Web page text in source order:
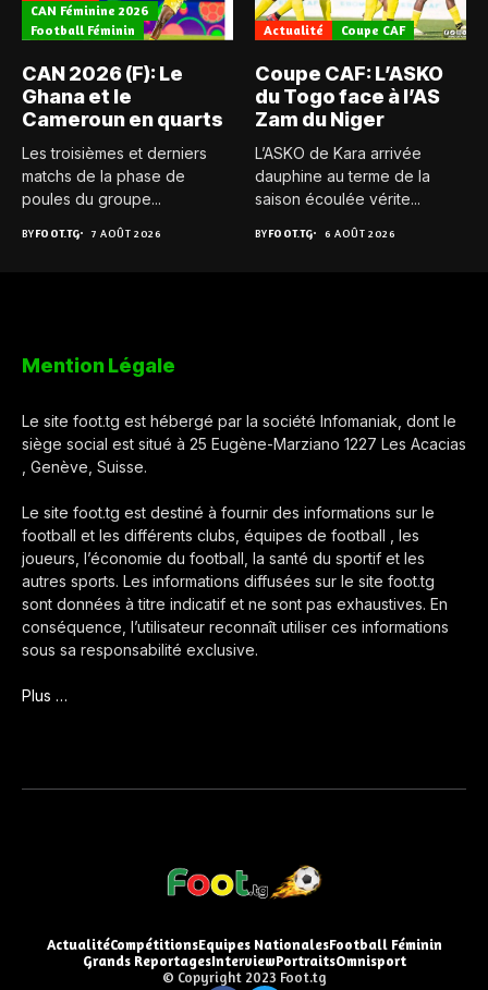
CAN Féminine 2026
Football Féminin
CAN 2026 (F): Le
Ghana et le
Cameroun en quarts
Les troisièmes et derniers
matchs de la phase de
poules du groupe...
BYFOOT.TG 7 AOÛT 2026
Actualité Coupe CAF
Coupe CAF: L’ASKO
du Togo face à l’AS
Zam du Niger
L’ASKO de Kara arrivée
dauphine au terme de la
saison écoulée vérite...
BYFOOT.TG 6 AOÛT 2026
Mention Légale
Le site foot.tg est hébergé par la société Infomaniak, dont le
siège social est situé à 25 Eugène-Marziano 1227 Les Acacias
, Genève, Suisse.
Le site foot.tg est destiné à fournir des informations sur le
football et les différents clubs, équipes de football , les
joueurs, l’économie du football, la santé du sportif et les
autres sports. Les informations diffusées sur le site foot.tg
sont données à titre indicatif et ne sont pas exhaustives. En
conséquence, l’utilisateur reconnaît utiliser ces informations
sous sa responsabilité exclusive.
Plus …
ActualitéCompétitionsEquipes NationalesFootball Féminin
Grands ReportagesInterviewPortraitsOmnisport
© Copyright 2023 Foot.tg